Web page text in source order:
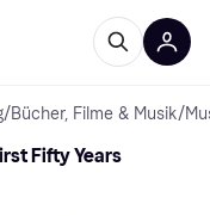
/Bücher, Filme & Musik/
Fifty Years